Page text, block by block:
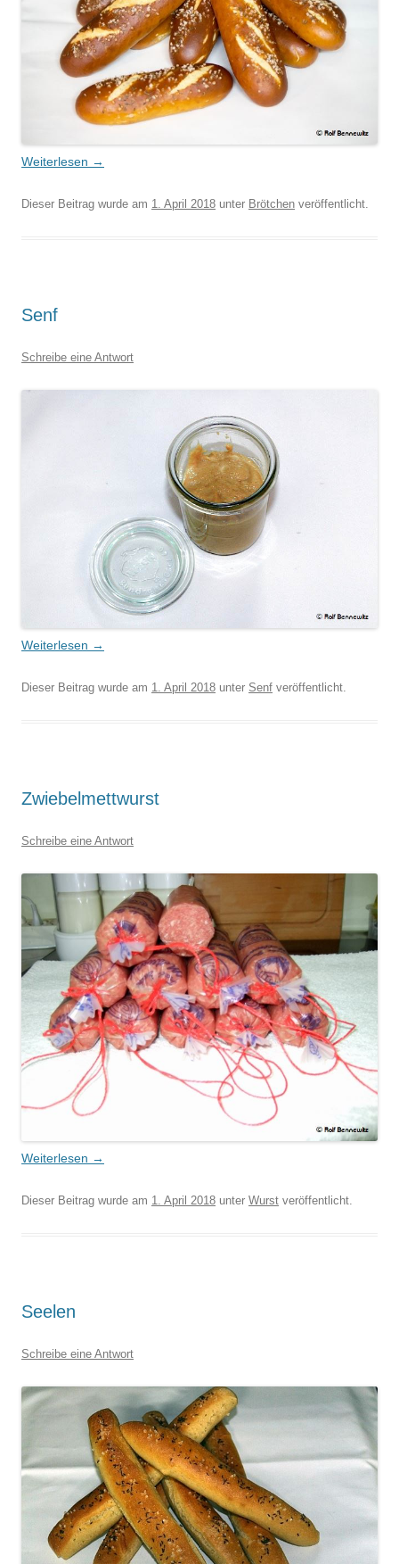
Weiterlesen →
Dieser Beitrag wurde am 1. April 2018 unter Brötchen veröffentlicht.
Senf
Schreibe eine Antwort
Weiterlesen →
Dieser Beitrag wurde am 1. April 2018 unter Senf veröffentlicht.
Zwiebelmettwurst
Schreibe eine Antwort
Weiterlesen →
Dieser Beitrag wurde am 1. April 2018 unter Wurst veröffentlicht.
Seelen
Schreibe eine Antwort